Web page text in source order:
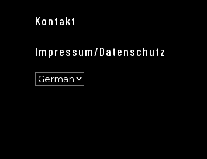
Kontakt
Impressum/Datenschutz